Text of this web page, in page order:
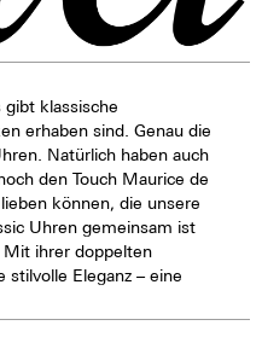
klassische
erhaben sind. Genau die
Natürlich haben auch
den Touch Maurice de
können, die unsere
Uhren gemeinsam ist
ihrer doppelten
Eleganz – eine